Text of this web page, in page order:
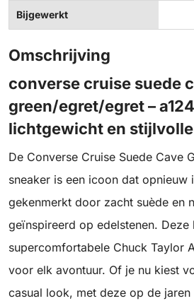
Bijgewerkt
Omschrijving
converse cruise suede
green/egret/egret –
lichtgewicht en
De Converse Cruise Suede Cave
sneaker is een icoon dat opnieuw
gekenmerkt door zacht suède en
geïnspireerd op edelstenen. Deze
supercomfortabele Chuck Taylor
voor elk avontuur. Of je nu kiest
casual look, met deze op de